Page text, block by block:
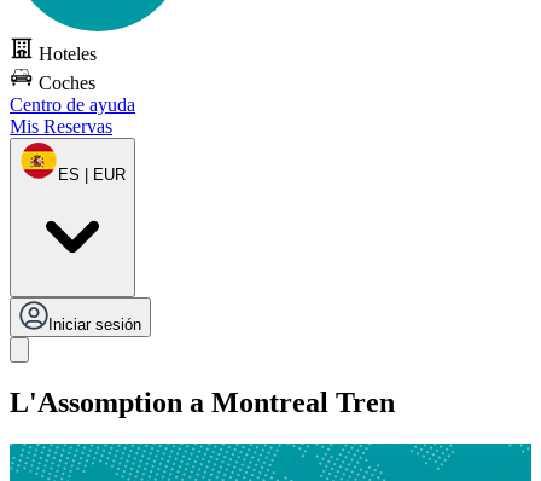
Hoteles
Coches
Centro de ayuda
Mis Reservas
ES | EUR
Iniciar sesión
L'Assomption a Montreal Tren